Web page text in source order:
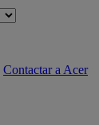
Contactar a Acer